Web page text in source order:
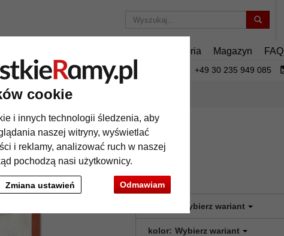
cookie
i innych technologii śledzenia, aby
naszej witryny, wyświetlać
i reklamy, analizować ruch w naszej
pochodzą nasi użytkownicy.
Odmawiam
Zmiana ustawień
Akcesoria Magazyn FAQ
Tylko 25,95 zł za wysyłkę. +49 30 235 949 085
Wybierz wariant
kolor: Wybierz wariant